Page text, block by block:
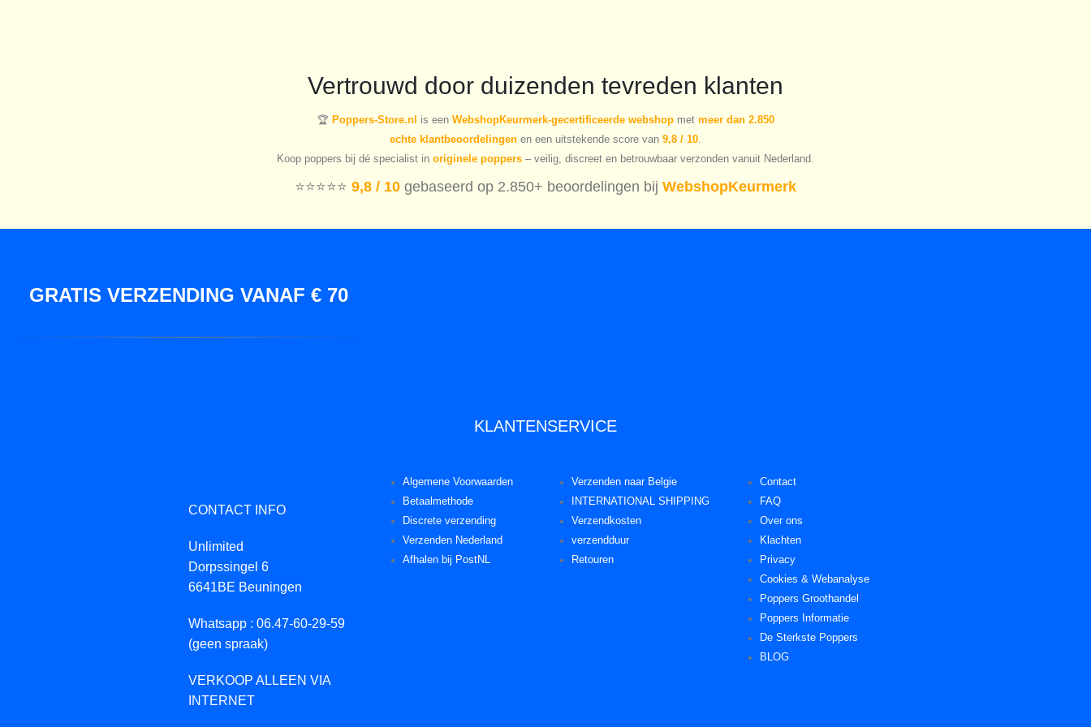
Vertrouwd door duizenden tevreden klanten
🏆 Poppers-Store.nl is een WebshopKeurmerk-gecertificeerde webshop met meer dan 2.850
echte klantbeoordelingen en een uitstekende score van 9,8 / 10
Koop poppers bij dé specialist in originele poppers – veilig, discreet en betrouwbaar verzonden vanuit Nederland.
⭐️⭐️⭐️⭐️⭐️ 9,8 / 10 gebaseerd op 2.850+ beoordelingen bij WebshopKeurmerk
GRATIS VERZENDING VANAF € 70
KLANTENSERVICE
CONTACT INFO
Unlimited
Dorpssingel 6
6641BE Beuningen
Whatsapp : 06.47-60-29-59
(geen spraak)
VERKOOP ALLEEN VIA
INTERNET
Algemene Voorwaarden
Betaalmethode
Discrete verzending
Verzenden Nederland
Afhalen bij PostNL
Verzenden naar Belgie
INTERNATIONAL SHIPPING
Verzendkosten
verzendduur
Retouren
Contact
FAQ
Over ons
Klachten
Privacy
Cookies & Webanalyse
Poppers Groothandel
Poppers Informatie
De Sterkste Poppers
BLOG